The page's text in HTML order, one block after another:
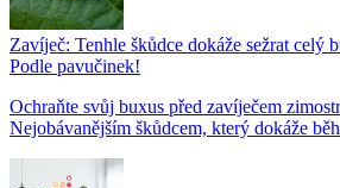
Zavíječ: Tenhle škůdce dokáže sežrat celý
Podle pavučinek!
Ochraňte svůj buxus před zavíječem
Nejobávanějším škůdcem, který dokáže